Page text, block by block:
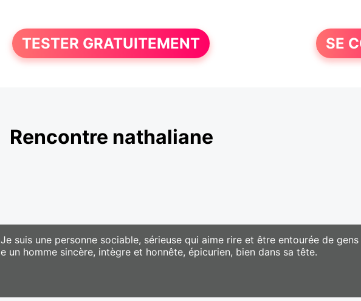
TESTER GRATUITEMENT SE
Rencontre nathaliane
Je suis une personne sociable, sérieuse qui aime rire et être entourée de
e un homme sincère, intègre et honnête, épicurien, bien dans sa tête.